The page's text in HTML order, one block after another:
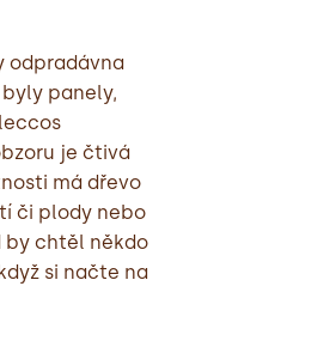
odpradávna
panely,
je čtivá
má dřevo
či plody nebo
by chtěl někdo
si načte na